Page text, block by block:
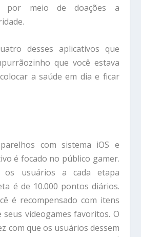
por meio de doações a
desses aplicativos que
que você estava
a saúde em dia e ficar
com sistema iOS e
é focado no público gamer.
os usuários a cada etapa
é de 10.000 pontos diários.
é recompensado com itens
videogames favoritos. O
com que os usuários dessem